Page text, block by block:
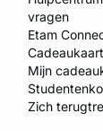
vragen
Etam
Mijn
Zich